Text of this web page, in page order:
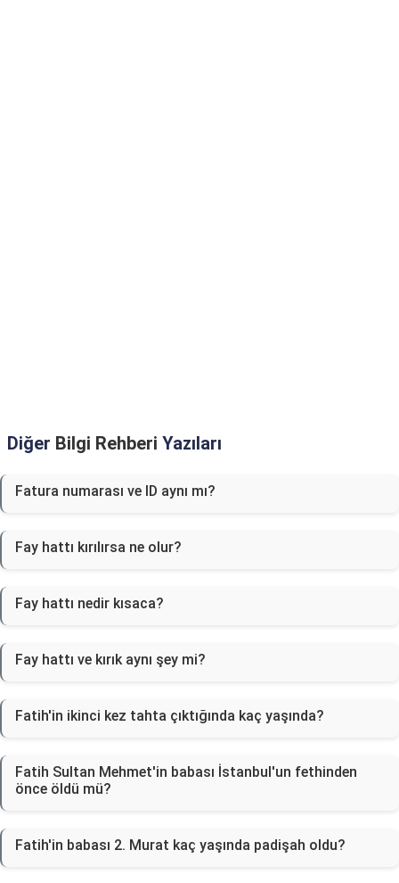
Diğer Bilgi Rehberi Yazıları
Fatura numarası ve ID aynı mı?
Fay hattı kırılırsa ne olur?
Fay hattı nedir kısaca?
Fay hattı ve kırık aynı şey mi?
Fatih'in ikinci kez tahta çıktığında kaç yaşında?
Fatih Sultan Mehmet'in babası İstanbul'un fethinden
önce öldü mü?
Fatih'in babası 2. Murat kaç yaşında padişah oldu?